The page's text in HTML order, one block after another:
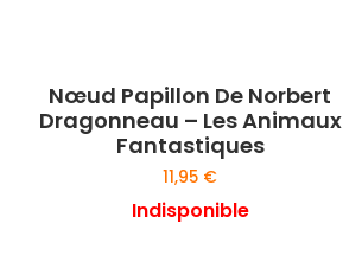
Nœud Papillon De Norbert
Dragonneau – Les Animaux
Fantastiques
11,95 €
Indisponible